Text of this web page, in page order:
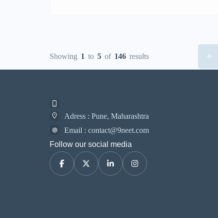
परिणाम होऊ शकतो, असे निरीक्षण नोंदवले.
त्याऐवजी तिसऱ्या भाषेचे शिक्षण सहावीपासून सुरू
Showing 1 to 5 of 146 results
Adress : Pune, Maharashtra
Email : contact@9neet.com
Follow our social media